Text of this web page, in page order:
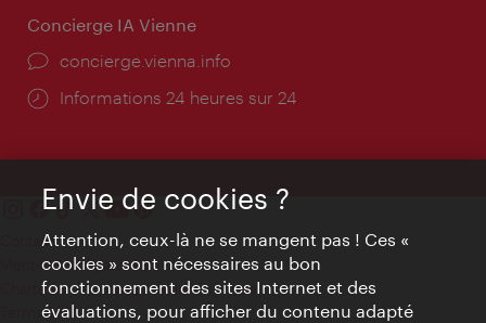
Concierge IA Vienne
Ort:
concierge.vienna.info
Öffnungszeiten:
Informations 24 heures sur 24
Contact
Mentions obligatoires
Charte sur le respect de la vie privée
Terms of Use
Envie de cookies ?
Attention, ceux-là ne se mangent pas ! Ces «
cookies » sont nécessaires au bon
fonctionnement des sites Internet et des
évaluations, pour afficher du contenu adapté